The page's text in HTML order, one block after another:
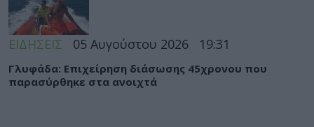
ΕΙΔΗΣΕΙΣ 05 Αυγούστου 2026 19:31
Γλυφάδα: Επιχείρηση διάσωσης 45χρονου που
παρασύρθηκε στα ανοιχτά